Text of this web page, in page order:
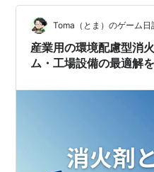
その後には、なんだろう
の気持ちが続いている…
Toma（とま）のゲーム日
産業用の環境配慮型消
ム・工場設備の最適解